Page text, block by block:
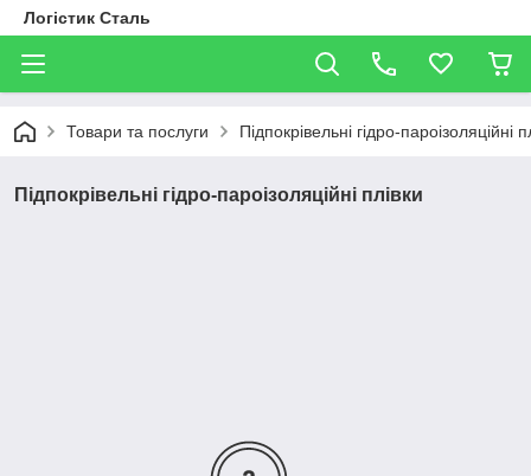
Логістик Сталь
Товари та послуги Підпокрівельні гідро-пароізоляційні
Підпокрівельні гідро-пароізоляційні плівки